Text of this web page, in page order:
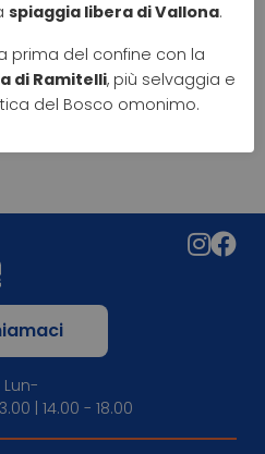
spiaggia libera di Vallona.
prima del confine con la
di Ramitelli, più selvaggia e
del Bosco omonimo.
Lun-
| 14.00 - 18.00